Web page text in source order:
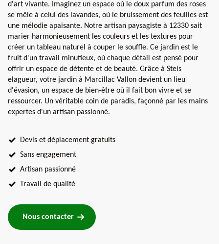
d'art vivante. Imaginez un espace où le doux parfum des roses
se mêle à celui des lavandes, où le bruissement des feuilles est
une mélodie apaisante. Notre artisan paysagiste à 12330 sait
marier harmonieusement les couleurs et les textures pour
créer un tableau naturel à couper le souffle. Ce jardin est le
fruit d'un travail minutieux, où chaque détail est pensé pour
offrir un espace de détente et de beauté. Grâce à Steis
elagueur, votre jardin à Marcillac Vallon devient un lieu
d'évasion, un espace de bien-être où il fait bon vivre et se
ressourcer. Un véritable coin de paradis, façonné par les mains
expertes d'un artisan passionné.
Devis et déplacement gratuits
Sans engagement
Artisan passionné
Travail de qualité
Nous contacter